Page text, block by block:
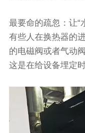
最要命的疏忽：让“
有些人在换热器的
的电磁阀或者气动阀
这是在给设备埋定时